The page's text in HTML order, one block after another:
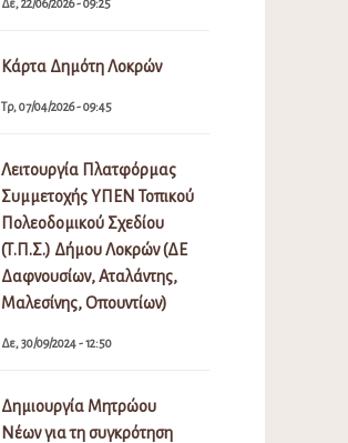
Δε, 22/06/2026 - 09:25
Κάρτα Δημότη Λοκρών
Τρ, 07/04/2026 - 09:45
Λειτουργία Πλατφόρμας
Συμμετοχής ΥΠΕΝ Τοπικού
Πολεοδομικού Σχεδίου
(Τ.Π.Σ.) Δήμου Λοκρών (ΔΕ
Δαφνουσίων, Αταλάντης,
Μαλεσίνης, Οπουντίων)
Δε, 30/09/2024 - 12:50
Δημιουργία Μητρώου
Νέων για τη συγκρότηση